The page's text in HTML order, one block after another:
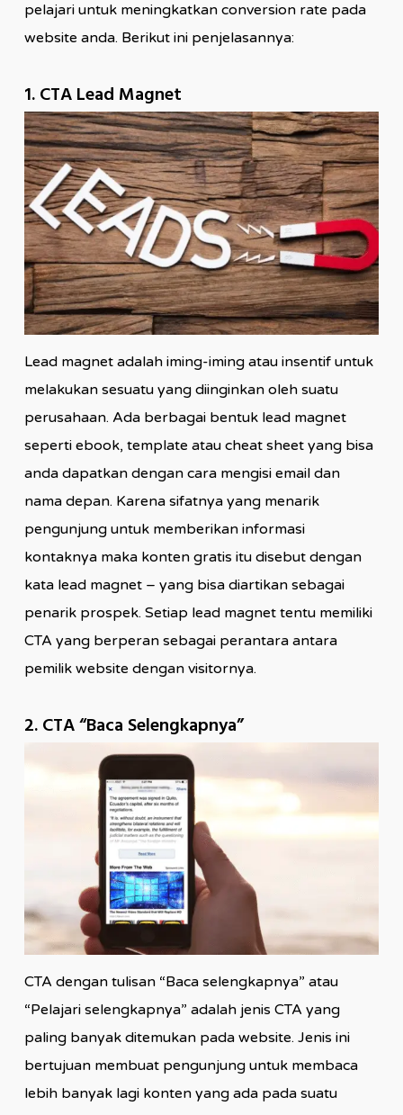
pelajari untuk meningkatkan conversion rate pada
website anda. Berikut ini penjelasannya:
1. CTA Lead Magnet
Lead magnet adalah iming-iming atau insentif untuk
melakukan sesuatu yang diinginkan oleh suatu
perusahaan. Ada berbagai bentuk lead magnet
seperti ebook, template atau cheat sheet yang bisa
anda dapatkan dengan cara mengisi email dan
nama depan. Karena sifatnya yang menarik
pengunjung untuk memberikan informasi
kontaknya maka konten gratis itu disebut dengan
kata lead magnet – yang bisa diartikan sebagai
penarik prospek. Setiap lead magnet tentu memiliki
CTA yang berperan sebagai perantara antara
pemilik website dengan visitornya.
2. CTA “Baca Selengkapnya”
CTA dengan tulisan “Baca selengkapnya” atau
“Pelajari selengkapnya” adalah jenis CTA yang
paling banyak ditemukan pada website. Jenis ini
bertujuan membuat pengunjung untuk membaca
lebih banyak lagi konten yang ada pada suatu